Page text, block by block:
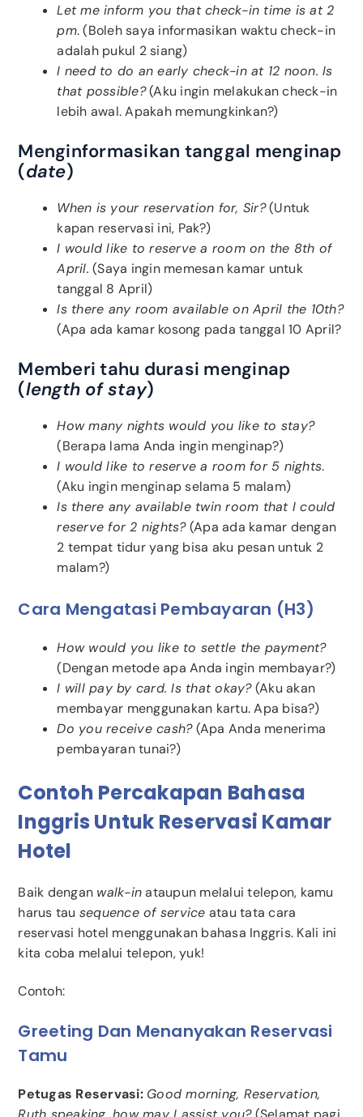
Let me inform you that check-in time is at 2
pm. (Boleh saya informasikan waktu check-in
adalah pukul 2 siang)
I need to do an early check-in at 12 noon. Is
that possible?(Aku ingin melakukan check-in
lebih awal. Apakah memungkinkan?)
Menginformasikan tanggal menginap
(date)
When is your reservation for, Sir?(Untuk
kapan reservasi ini, Pak?)
I would like to reserve a room on the 8th of
April. (Saya ingin memesan kamar untuk
tanggal 8 April)
Is there any room available on April the 10th?
(Apa ada kamar kosong pada tanggal 10 April?
Memberi tahu durasi menginap
(length of stay)
How many nights would you like to stay?
(Berapa lama Anda ingin menginap?)
I would like to reserve a room for 5 nights.
(Aku ingin menginap selama 5 malam)
Is there any available twin room that I could
reserve for 2 nights?(Apa ada kamar dengan
2 tempat tidur yang bisa aku pesan untuk 2
malam?)
Cara Mengatasi Pembayaran (H3)
How would you like to settle the payment?
(Dengan metode apa Anda ingin membayar?)
I will pay by card. Is that okay?(Aku akan
membayar menggunakan kartu. Apa bisa?)
Do you receive cash?(Apa Anda menerima
pembayaran tunai?)
Contoh Percakapan Bahasa
Inggris Untuk Reservasi Kamar
Hotel
Baik dengan walk-inataupun melalui telepon, kamu
harus tau sequence of service atau tata cara
reservasi hotel menggunakan bahasa Inggris. Kali ini
kita coba melalui telepon, yuk!
Contoh:
Greeting Dan Menanyakan Reservasi
Tamu
Petugas Reservasi: Good morning, Reservation,